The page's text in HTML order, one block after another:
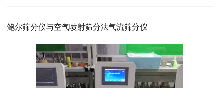
鲍尔筛分仪与空气喷射筛分法气流筛分仪